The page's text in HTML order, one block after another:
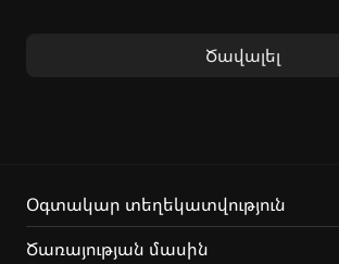
թշնամիների դեմ՝ օգտագործելով
հնարքներ և շրջապատող
տրամաբանական միտքը։
Եզակի առանձնահատկությունները
Ծավալել
Օգտակար տեղեկատվություն
Ծառայության մասին